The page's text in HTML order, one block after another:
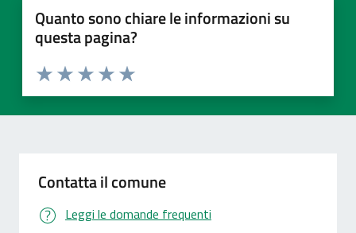
Quanto sono chiare le informazioni su
questa pagina?
Valuta 5 stelle su 5
Valuta 4 stelle su 5
Valuta 3 stelle su 5
Valuta 2 stelle su 5
Valuta 1 stelle su 5
Contatta il comune
Leggi le domande frequenti